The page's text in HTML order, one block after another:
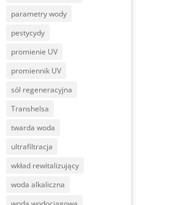
parametry wody
pestycydy
promienie UV
promiennik UV
sól regeneracyjna
Transhelsa
twarda woda
ultrafiltracja
wkład rewitalizujący
woda alkaliczna